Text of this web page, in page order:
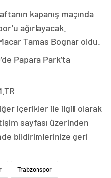
kapanış maçında
ağırlayacak.
Tamas Bognar oldu.
Papara Park’ta
içerikler ile ilgili olarak
sayfası üzerinden
bildirimlerinize geri
Trabzonspor